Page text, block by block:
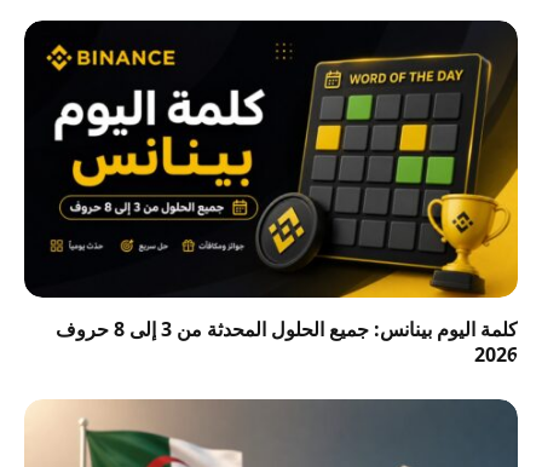
كلمة اليوم بينانس: جميع الحلول المحدثة من 3 إلى 8 حروف
2026